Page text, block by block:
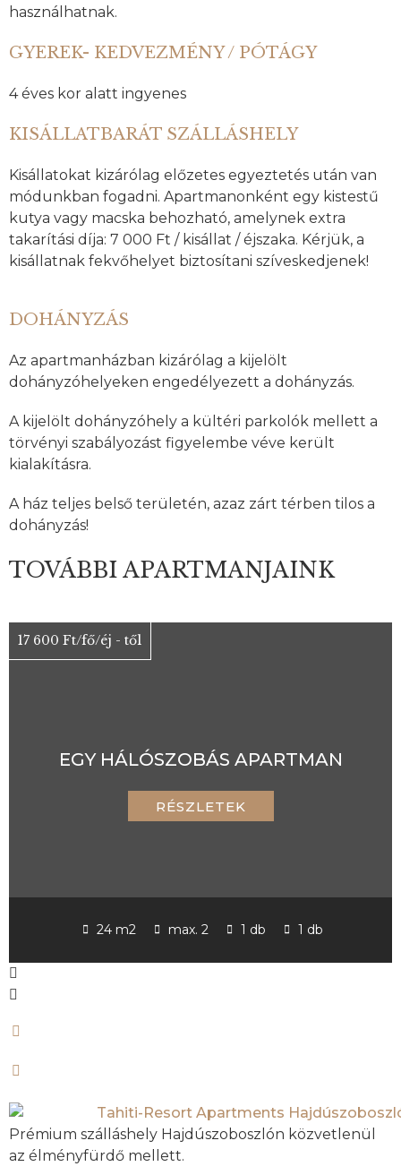
használhatnak.
GYEREK- KEDVEZMÉNY / PÓTÁGY
4 éves kor alatt ingyenes
KISÁLLATBARÁT SZÁLLÁSHELY
Kisállatokat kizárólag előzetes egyeztetés után van
módunkban fogadni. Apartmanonként egy kistestű
kutya vagy macska behozható, amelynek extra
takarítási díja: 7 000 Ft / kisállat / éjszaka. Kérjük, a
kisállatnak fekvőhelyet biztosítani szíveskedjenek!
DOHÁNYZÁS
Az apartmanházban kizárólag a kijelölt
dohányzóhelyeken engedélyezett a dohányzás.
A kijelölt dohányzóhely a kültéri parkolók mellett a
törvényi szabályozást figyelembe véve került
kialakításra.
A ház teljes belső területén, azaz zárt térben tilos a
dohányzás!
TOVÁBBI APARTMANJAINK
17 600 Ft/fő/éj - től
EGY HÁLÓSZOBÁS APARTMAN
RÉSZLETEK
24 m2 max. 2 1 db 1 db
Prémium szálláshely Hajdúszoboszlón közvetlenül
az élményfürdő mellett.